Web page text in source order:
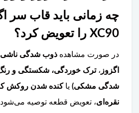
چه زمانی باید قاب سر
XC90 را تعویض کرد؟
در صورت مشاهده ذوب شدگی
اگزوز ،ترک خوردگی، شکستگی و
شدگی مشکی) یا کنده شدن روکش
نقره‌ای، تعویض قطعه توصیه می‌شود.